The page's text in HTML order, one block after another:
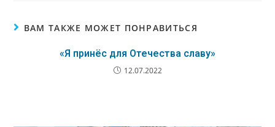
ВАМ ТАКЖЕ МОЖЕТ ПОНРАВИТЬСЯ
«Я принёс для Отечества славу»
12.07.2022